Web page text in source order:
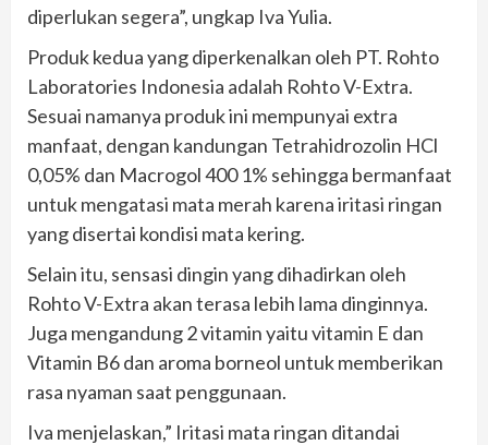
diperlukan segera”, ungkap Iva Yulia.
Produk kedua yang diperkenalkan oleh PT. Rohto
Laboratories Indonesia adalah Rohto V-Extra.
Sesuai namanya produk ini mempunyai extra
manfaat, dengan kandungan Tetrahidrozolin HCl
0,05% dan Macrogol 400 1% sehingga bermanfaat
untuk mengatasi mata merah karena iritasi ringan
yang disertai kondisi mata kering.
Selain itu, sensasi dingin yang dihadirkan oleh
Rohto V-Extra akan terasa lebih lama dinginnya.
Juga mengandung 2 vitamin yaitu vitamin E dan
Vitamin B6 dan aroma borneol untuk memberikan
rasa nyaman saat penggunaan.
Iva menjelaskan,” Iritasi mata ringan ditandai